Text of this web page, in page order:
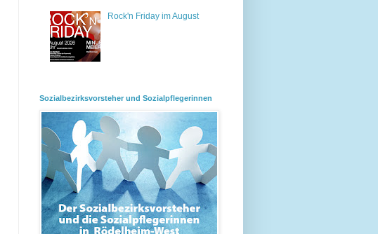
Rock'n Friday im August
Sozialbezirksvorsteher und Sozialpflegerinnen